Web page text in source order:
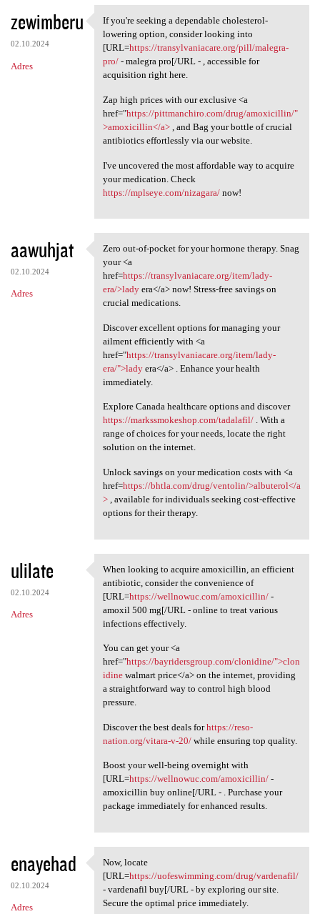
zewimberu
02.10.2024
Adres
If you're seeking a
If you're seeking a dependable cholesterol-
lowering option, consider looking into
[URL=https://transylvaniacare.org/pill/malegra-
pro/- malegra pro[/URL - , accessible for
acquisition right here.
Zap high prices with our exclusive <a
href="https://pittmanchiro.com/drug/amoxicillin/"
>amoxicillin</a>, and Bag your bottle of crucial
antibiotics effortlessly via our website.
I've uncovered the most affordable way to acquire
your medication. Check
https://mplseye.com/nizagara/now!
aawuhjat
02.10.2024
Adres
Zero out-of-pocket for your
Zero out-of-pocket for your hormone therapy. Snag
your <a
href=https://transylvaniacare.org/item/lady-
era/>ladyera</a> now! Stress-free savings on
crucial medications.
Discover excellent options for managing your
ailment efficiently with <a
href="https://transylvaniacare.org/item/lady-
era/">ladyera</a> . Enhance your health
immediately.
Explore Canada healthcare options and discover
https://markssmokeshop.com/tadalafil/. With a
range of choices for your needs, locate the right
solution on the internet.
Unlock savings on your medication costs with <a
href=https://bhtla.com/drug/ventolin/>albuterol</a
>, available for individuals seeking cost-effective
options for their therapy.
ulilate
02.10.2024
Adres
When looking to acquire
When looking to acquire amoxicillin, an efficient
antibiotic, consider the convenience of
[URL=https://wellnowuc.com/amoxicillin/-
amoxil 500 mg[/URL - online to treat various
infections effectively.
You can get your <a
href="https://bayridersgroup.com/clonidine/">clon
idinewalmart price</a> on the internet, providing
a straightforward way to control high blood
pressure.
Discover the best deals forhttps://reso-
nation.org/vitara-v-20/while ensuring top quality.
Boost your well-being overnight with
[URL=https://wellnowuc.com/amoxicillin/-
amoxicillin buy online[/URL - . Purchase your
package immediately for enhanced results.
enayehad
02.10.2024
Adres
Now, locate [URL=https:/
Now, locate
[URL=https://uofeswimming.com/drug/vardenafil/
- vardenafil buy[/URL - by exploring our site.
Secure the optimal price immediately.